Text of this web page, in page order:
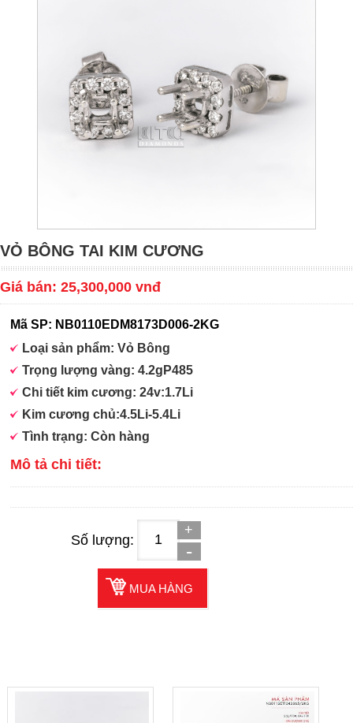
VỎ BÔNG TAI KIM CƯƠNG
Giá bán: 25,300,000 vnđ
Mã SP: NB0110EDM8173D006-2KG
Loại sản phẩm: Vỏ Bông
Trọng lượng vàng: 4.2gP485
Chi tiết kim cương: 24v:1.7Li
Kim cương chủ:4.5Li-5.4Li
Tình trạng: Còn hàng
Mô tả chi tiết:
Số lượng:
MUA HÀNG